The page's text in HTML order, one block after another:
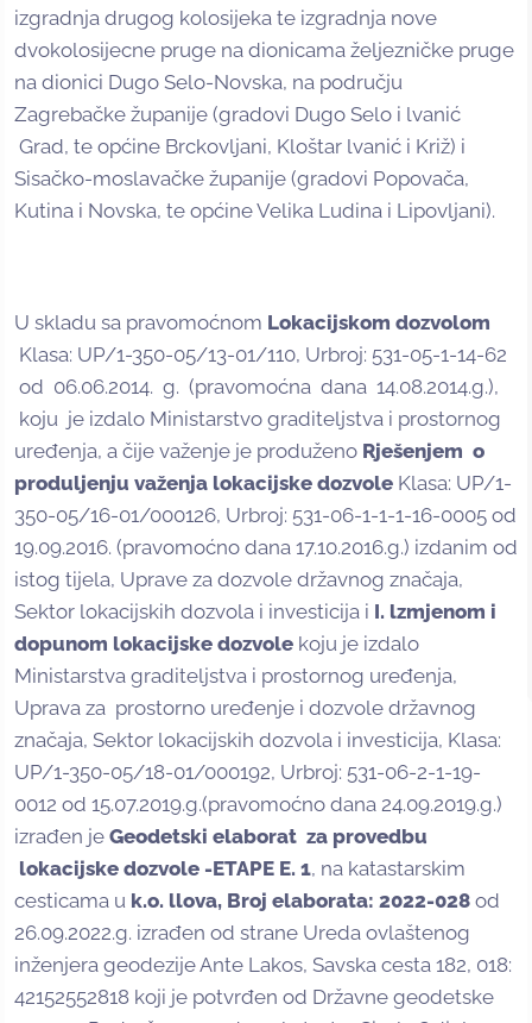
izgradnja drugog kolosijeka te izgradnja nove
dvokolosijecne pruge na dionicama željezničke pruge
na dionici Dugo Selo-Novska, na području
Zagrebačke županije (gradovi Dugo Selo i lvanić
Grad, te općine Brckovljani, Kloštar lvanić i Križ) i
Sisačko-moslavačke županije (gradovi Popovača,
Kutina i Novska, te općine Velika Ludina i Lipovljani).
U skladu sa pravomoćnom Lokacijskom dozvolom
Klasa: UP/1-350-05/13-01/110, Urbroj: 531-05-1-14-62
od 06.06.2014. g. (pravomoćna dana 14.08.2014.g.),
koju je izdalo Ministarstvo graditeljstva i prostornog
uređenja, a čije važenje je produženo Rješenjem o
produljenju važenja lokacijske dozvole Klasa: UP/1-
350-05/16-01/000126, Urbroj: 531-06-1-1-1-16-0005 od
19.09.2016. (pravomoćno dana 17.10.2016.g.) izdanim od
istog tijela, Uprave za dozvole državnog značaja,
Sektor lokacijskih dozvola i investicija i I. lzmjenom i
dopunom lokacijske dozvole koju je izdalo
Ministarstva graditeljstva i prostornog uređenja,
Uprava za prostorno uređenje i dozvole državnog
značaja, Sektor lokacijskih dozvola i investicija, Klasa:
UP/1-350-05/18-01/000192, Urbroj: 531-06-2-1-19-
0012 od 15.07.2019.g.(pravomoćno dana 24.09.2019.g.)
izrađen je Geodetski elaborat za provedbu
lokacijske dozvole -ETAPE E. 1, na katastarskim
cesticama u k.o. llova, Broj elaborata: 2022-028 od
26.09.2022.g. izrađen od strane Ureda ovlaštenog
inženjera geodezije Ante Lakos, Savska cesta 182, 018:
42152552818 koji je potvrđen od Državne geodetske